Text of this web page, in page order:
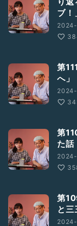
ブ！
第
へ」
第
た話
第
と三